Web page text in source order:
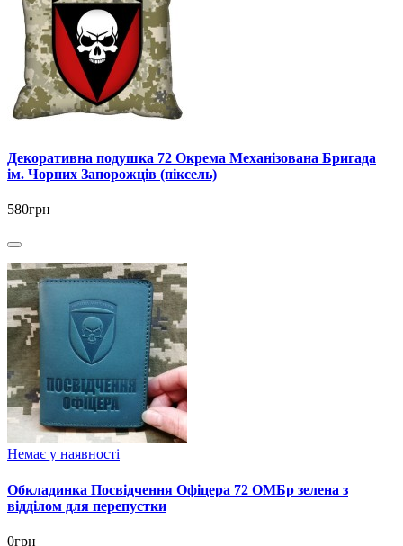
Декоративна подушка 72 Окрема Механізована Бригада
ім. Чорних Запорожців (піксель)
580грн
Немає у наявності
Обкладинка Посвідчення Офіцера 72 ОМБр зелена з
відділом для перепустки
0грн